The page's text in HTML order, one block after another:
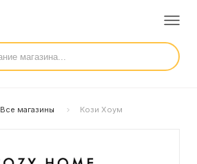
Все магазины Кози Хоум